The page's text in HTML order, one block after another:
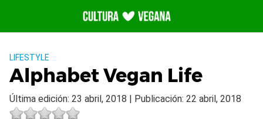
contenido
LIFESTYLE
Alphabet Vegan Life
Última edición: 23 abril, 2018 | Publicación: 22 abril, 2018